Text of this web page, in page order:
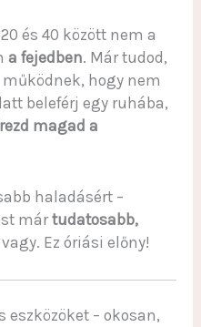
és 40 között nem a
a fejedben. Már tudod,
hogy nem
beleférj egy ruhába,
magad a
haladásért –
mártudatosabb,
Ez óriási előny!
– okosan,